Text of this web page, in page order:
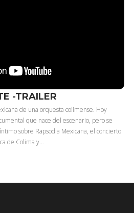
-TRAILER
de una orquesta colimense. Hoy
que nace del escenario, pero se
sobre Rapsodia Mexicana, el concierto
de Colima y…